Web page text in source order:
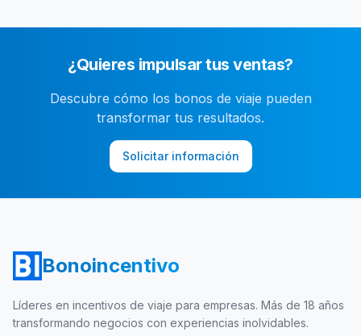
¿Quieres impulsar tus ventas?
Descubre cómo los bonos de viaje pueden
transformar tus resultados.
Solicitar información
Bonoincentivo
Líderes en incentivos de viaje para empresas. Más de 18 años
transformando negocios con experiencias inolvidables.